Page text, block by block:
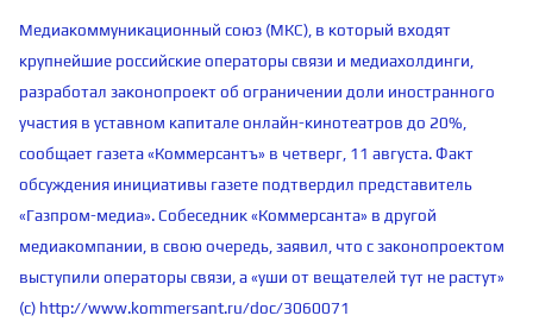
Медиакоммуникационный союз (МКС), в который входят
крупнейшие российские операторы связи и медиахолдинги,
разработал законопроект об ограничении доли иностранного
участия в уставном капитале онлайн-кинотеатров до 20%,
сообщает газета «Коммерсантъ» в четверг, 11 августа. Факт
обсуждения инициативы газете подтвердил представитель
«Газпром-медиа». Собеседник «Коммерсанта» в другой
медиакомпании, в свою очередь, заявил, что с законопроектом
выступили операторы связи, а «уши от вещателей тут не растут»
(с) http://www.kommersant.ru/doc/3060071